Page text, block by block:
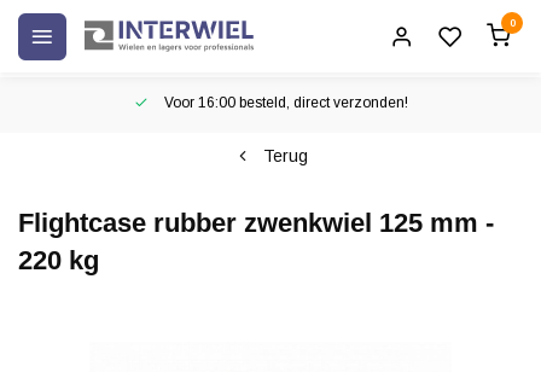
0
Voor 16:00 besteld, direct verzonden!
Terug
Flightcase rubber zwenkwiel 125 mm -
220 kg